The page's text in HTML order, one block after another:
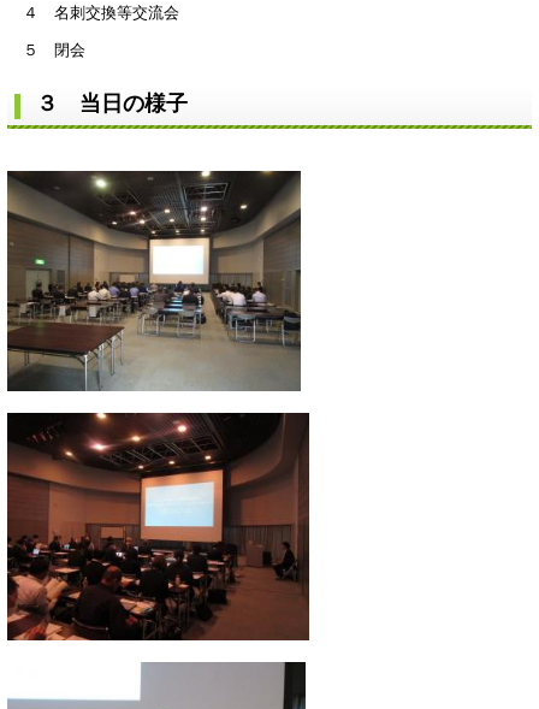
４ 名刺交換等交流会
５ 閉会
３ 当日の様子